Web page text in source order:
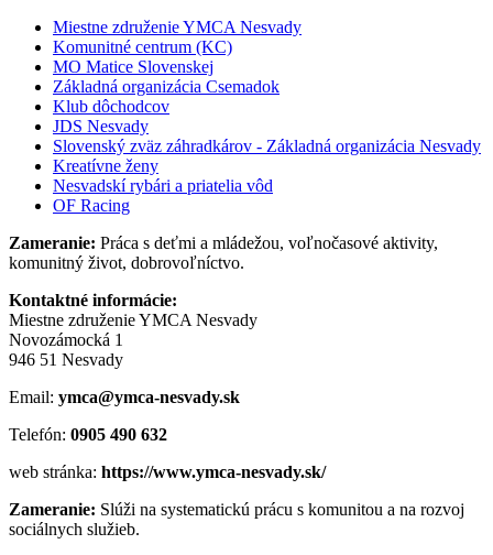
Miestne združenie YMCA Nesvady
Komunitné centrum (KC)
MO Matice Slovenskej
Základná organizácia Csemadok
Klub dôchodcov
JDS Nesvady
Slovenský zväz záhradkárov - Základná organizácia Nesvady
Kreatívne ženy
Nesvadskí rybári a priatelia vôd
OF Racing
Zameranie: Práca s deťmi a mládežou, voľnočasové aktivity,
komunitný život, dobrovoľníctvo.
Kontaktné informácie:
Miestne združenie YMCA Nesvady
Novozámocká 1
946 51 Nesvady
Email: ymca@ymca-nesvady.sk
Telefón: 0905 490 632
web stránka: https://www.ymca-nesvady.sk/
Zameranie: Slúži na systematickú prácu s komunitou a na rozvoj
sociálnych služieb.